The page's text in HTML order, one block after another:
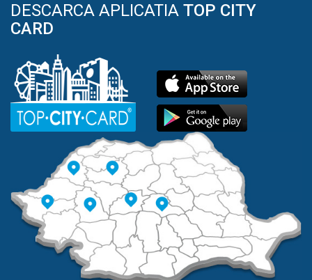
DESCARCA APLICATIA TOP CITY
CARD